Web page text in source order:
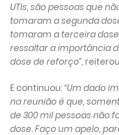
UTIs, são pessoas que
tomaram a segunda
tomaram a terceira
ressaltar a importância
dose de reforço”,
E continuou:“Um dado
na reunião é que,
de 300 mil pessoas não
dose. Faço um apelo,